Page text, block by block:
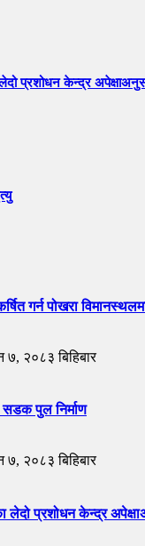
लेदो प्रशोधन केन्द्र
गर्न पोखरा
७, २०८३ बिहिबार
सडक पुल निर्माण
७, २०८३ बिहिबार
लेदो प्रशोधन केन्द्र